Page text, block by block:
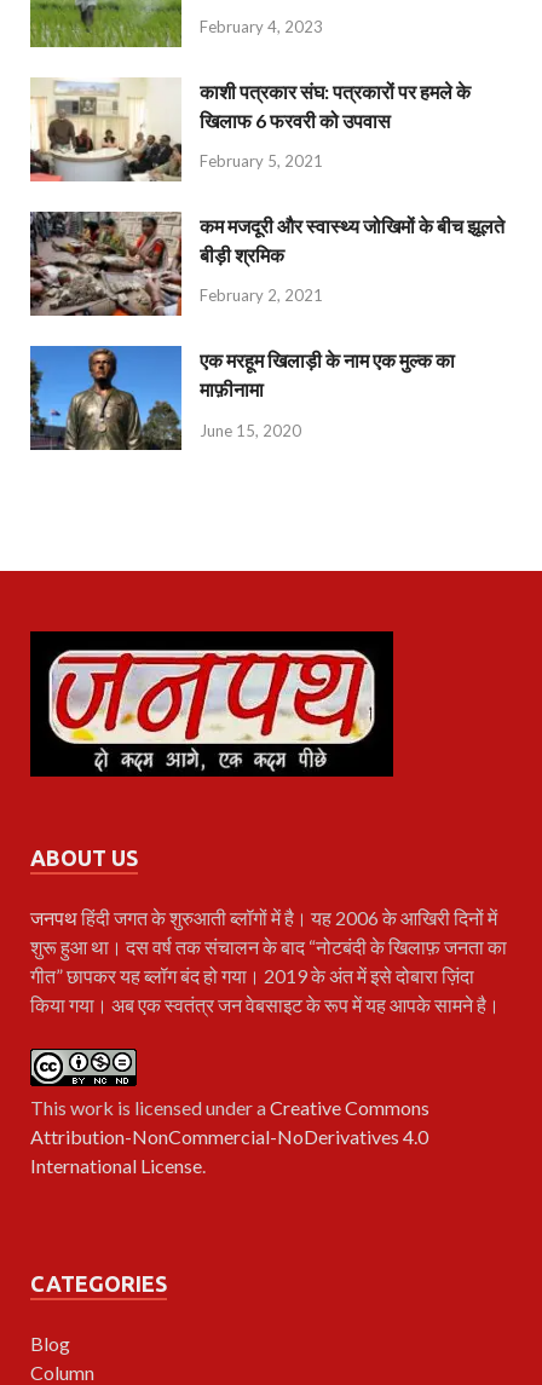
February 4, 2023
काशी पत्रकार संघ: पत्रकारों पर हमले के
खिलाफ 6 फरवरी को उपवास
February 5, 2021
कम मजदूरी और स्वास्थ्य जोखिमों के बीच झूलते
बीड़ी श्रमिक
February 2, 2021
एक मरहूम खिलाड़ी के नाम एक मुल्क का
माफ़ीनामा
June 15, 2020
ABOUT US
जनपथहिंदी जगत के शुरुआती ब्लॉगों में है। यह 2006 के आखिरी दिनों में
शुरू हुआ था। दस वर्ष तक संचालन के बाद “नोटबंदी के खिलाफ़ जनता का
गीत” छापकर यह ब्लॉग बंद हो गया। 2019 के अंत में इसे दोबारा ज़िंदा
किया गया। अब एक स्वतंत्र जन वेबसाइट के रूप में यह आपके सामने है।
This work is licensed under aCreative Commons
Attribution-NonCommercial-NoDerivatives 4.0
International License.
CATEGORIES
Blog
Column